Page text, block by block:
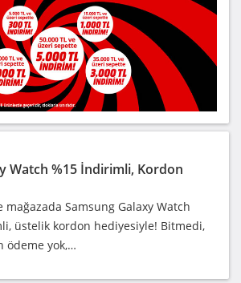
Watch %15 İndirimli, Kordon
mağazada Samsung Galaxy Watch
üstelik kordon hediyesiyle! Bitmedi,
ödeme yok,…